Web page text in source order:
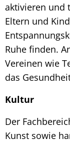
aktivieren und
Eltern und
Ruhe finden.
Vereinen wie
das
Kultur
Der
Kunst sowie